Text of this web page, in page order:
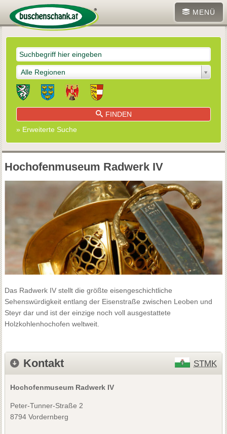
MENÜ
Alle Regionen
FINDEN
» Erweiterte Suche
Hochofenmuseum Radwerk IV
Das Radwerk IV stellt die größte eisengeschichtliche
Sehenswürdigkeit entlang der Eisenstraße zwischen Leoben und
Steyr dar und ist der einzige noch voll ausgestattete
Holzkohlenhochofen weltweit.
Kontakt STMK
Hochofenmuseum Radwerk IV
Peter-Tunner-Straße 2
8794 Vordernberg